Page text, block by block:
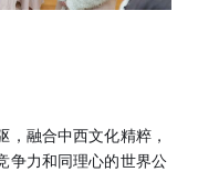
融合中西文化精粹，
争力和同理心的世界公